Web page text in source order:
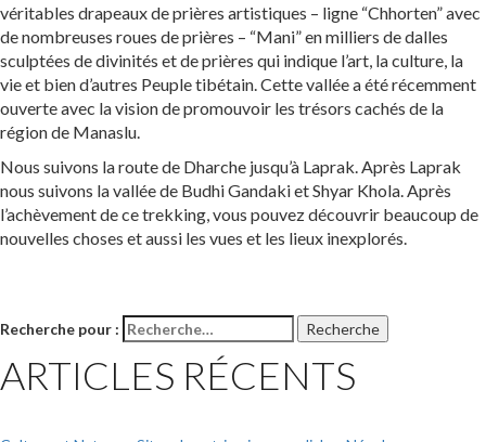
véritables drapeaux de prières artistiques – ligne “Chhorten” avec
de nombreuses roues de prières – “Mani” en milliers de dalles
sculptées de divinités et de prières qui indique l’art, la culture, la
vie et bien d’autres Peuple tibétain. Cette vallée a été récemment
ouverte avec la vision de promouvoir les trésors cachés de la
région de Manaslu.
Nous suivons la route de Dharche jusqu’à Laprak. Après Laprak
nous suivons la vallée de Budhi Gandaki et Shyar Khola. Après
l’achèvement de ce trekking, vous pouvez découvrir beaucoup de
nouvelles choses et aussi les vues et les lieux inexplorés.
Recherche pour : Recherche
ARTICLES RÉCENTS